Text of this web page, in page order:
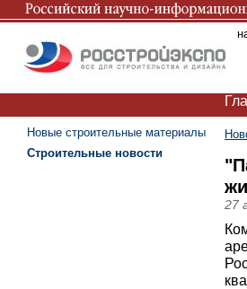
Вы находитесь
27
Новые строительные материалы
Строительные новости